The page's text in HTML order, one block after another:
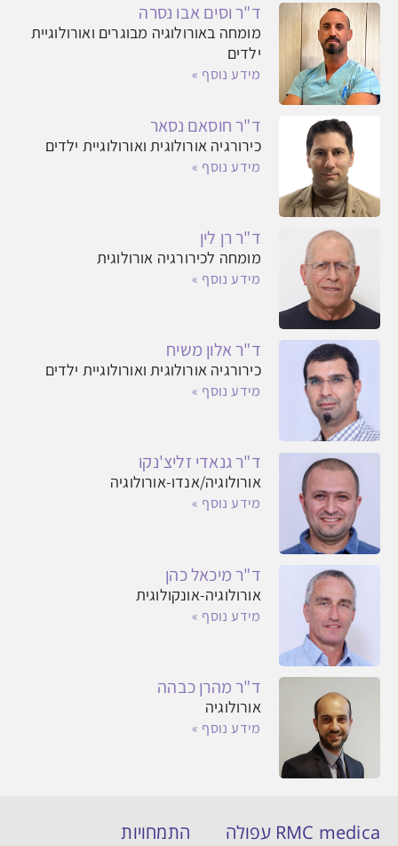
ד"ר וסים אבו נסרה
מומחה באורולוגיה מבוגרים ואורולוגיית
ילדים
מידע נוסף »
ד"ר חוסאם נסאר
כירורגיה אורולוגית ואורולוגיית ילדים
מידע נוסף »
ד"ר רן לין
מומחה לכירורגיה אורולוגית
מידע נוסף »
ד"ר אלון משיח
כירורגיה אורולוגית ואורולוגיית ילדים
מידע נוסף »
ד"ר גנאדי זליצ'נקו
אורולוגיה/אנדו-אורולוגיה
מידע נוסף »
ד"ר מיכאל כהן
אורולוגיה-אונקולוגית
מידע נוסף »
ד"ר מהרן כבהה
אורולוגיה
מידע נוסף »
RMC medica עפולה התמחויות